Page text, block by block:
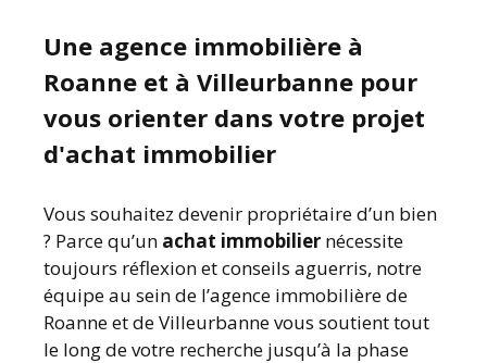
Une agence immobilière à
Roanne et à Villeurbanne pour
vous orienter dans votre projet
d'achat immobilier
Vous souhaitez devenir propriétaire d’un bien
? Parce qu’un achat immobilier nécessite
toujours réflexion et conseils aguerris, notre
équipe au sein de l’agence immobilière de
Roanne et de Villeurbanne vous soutient tout
le long de votre recherche jusqu’à la phase